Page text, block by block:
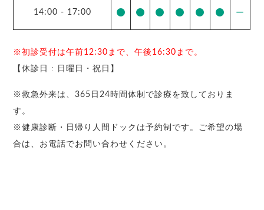
14:00 - 17:00 ー
※初診受付は午前12:30まで、午後16:30まで。
【休診日 : 日曜日・祝日】
※救急外来は、365日24時間体制で診療を致しておりま
す。
※健康診断・日帰り人間ドックは予約制です。ご希望の場
合は、お電話でお問い合わせください。